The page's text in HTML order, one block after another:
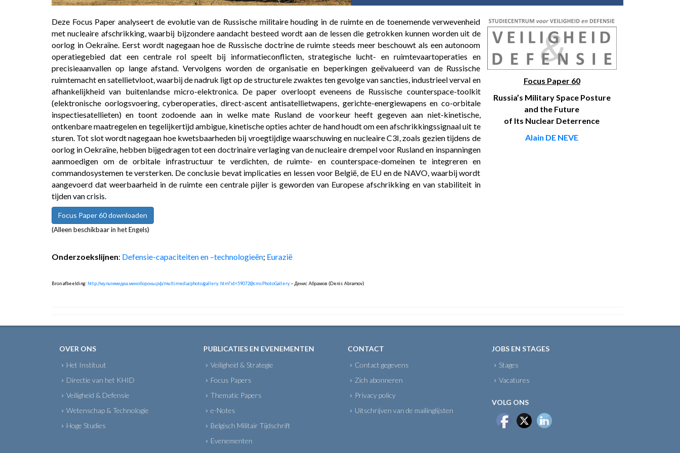
Deze Focus Paper analyseert de evolutie van de Russische militaire houding in de ruimte en de toenemende verwevenheid
met nucleaire afschrikking, waarbij bijzondere aandacht besteed wordt aan de lessen die getrokken kunnen worden uit de
oorlog in Oekraïne. Eerst wordt nagegaan hoe de Russische doctrine de ruimte steeds meer beschouwt als een autonoom
operatiegebied dat een centrale rol speelt bij informatieconflicten, strategische lucht- en ruimtevaartoperaties en
precisieaanvallen op lange afstand. Vervolgens worden de organisatie en beperkingen geëvalueerd van de Russische
ruimtemacht en satellietvloot, waarbij de nadruk ligt op de structurele zwaktes ten gevolge van sancties, industrieel verval en
afhankelijkheid van buitenlandse micro-elektronica. De paper overloopt eveneens de Russische counterspace-toolkit
(elektronische oorlogsvoering, cyberoperaties, direct-ascent antisatellietwapens, gerichte-energiewapens en co-orbitale
inspectiesatellieten) en toont zodoende aan in welke mate Rusland de voorkeur heeft gegeven aan niet-kinetische,
ontkenbare maatregelen en tegelijkertijd ambigue, kinetische opties achter de hand houdt om een afschrikkingssignaal uit te
sturen. Tot slot wordt nagegaan hoe kwetsbaarheden bij vroegtijdige waarschuwing en nucleaire C3I, zoals gezien tijdens de
oorlog in Oekraïne, hebben bijgedragen tot een doctrinaire verlaging van de nucleaire drempel voor Rusland en inspanningen
aanmoedigen om de orbitale infrastructuur te verdichten, de ruimte- en counterspace-domeinen te integreren en
commandosystemen te versterken. De conclusie bevat implicaties en lessen voor België, de EU en de NAVO, waarbij wordt
aangevoerd dat weerbaarheid in de ruimte een centrale pijler is geworden van Europese afschrikking en van stabiliteit in
tijden van crisis.
Focus Paper 60 downloaden
(Alleen beschikbaar in het Engels)
Onderzoekslijnen: Defensie-capaciteiten en –technologieën; Eurazië
Bron afbeelding: http://мультимедиа.минобороны.рф/multimedia/photo/gallery. htm?id=59072@cmsPhotoGallery– Денис Абрамов (Denis Abramov)
Focus Paper 60
Russia’s Military Space Posture
and the Future
of Its Nuclear Deterrence
Alain DE NEVE
OVER ONS
Het Instituut
Directie van het KHID
Veiligheid & Defensie
Wetenschap & Technologie
Hoge Studies
PUBLICATIES EN EVENEMENTEN
Veiligheid & Strategie
Focus Papers
Thematic Papers
e-Notes
Belgisch Militair Tijdschrift
Evenementen
CONTACT
Contact gegevens
Zich abonneren
Privacy policy
Uitschrijven van de mailinglijsten
JOBS EN STAGES
Stages
Vacatures
VOLG ONS